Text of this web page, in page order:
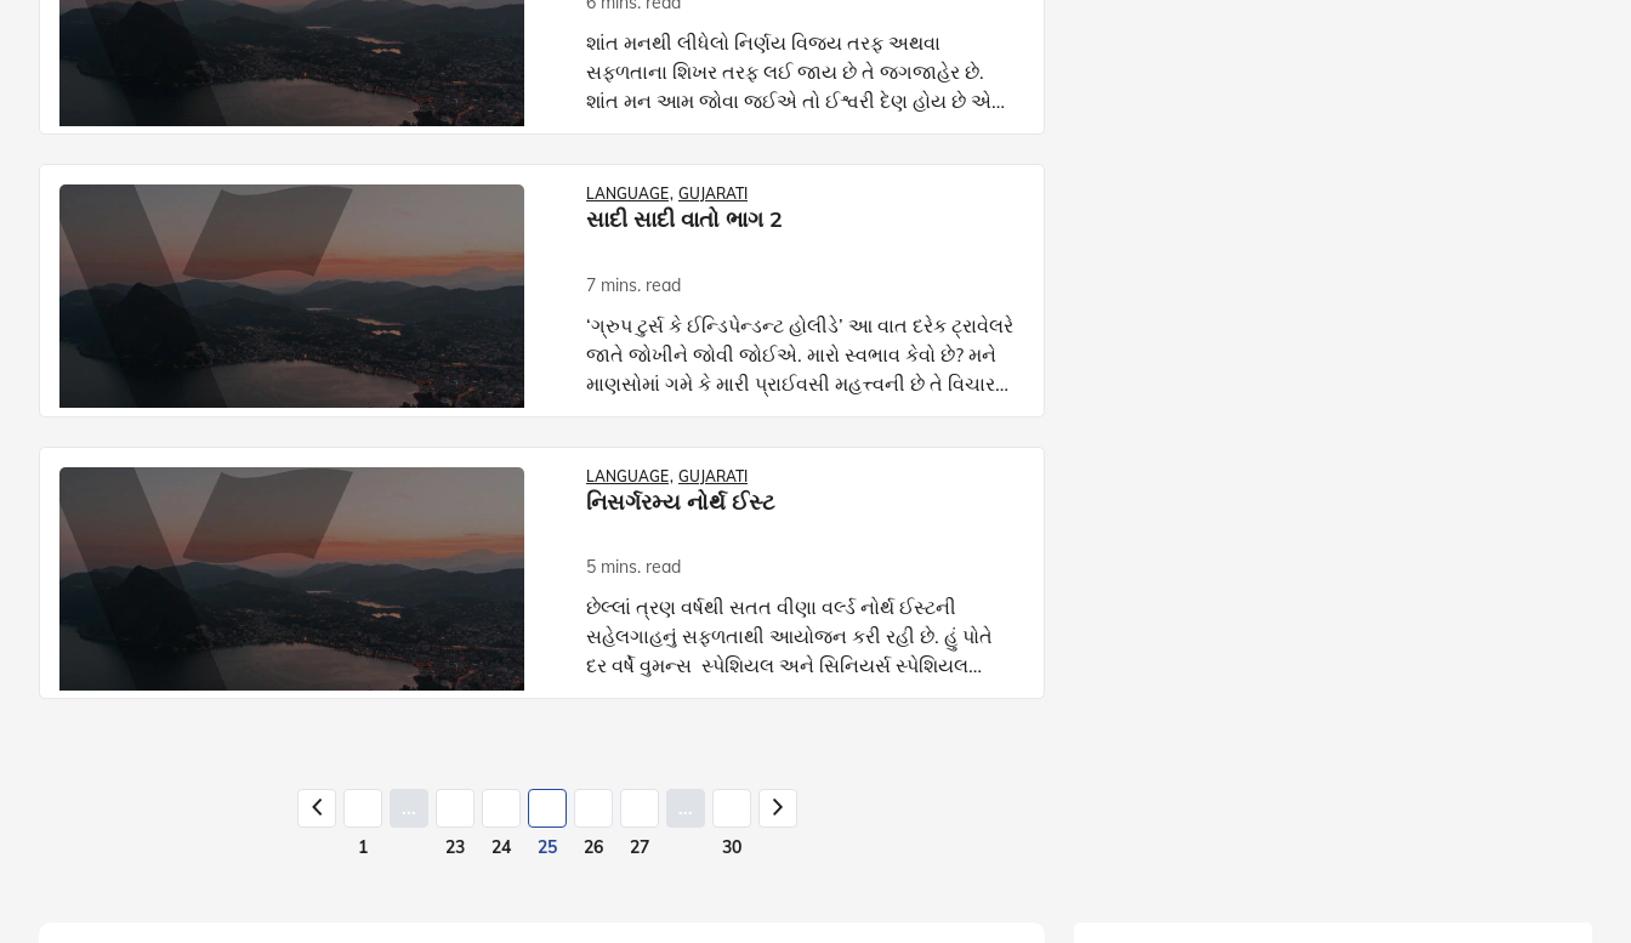
શાંત મનથી લીધેલો નિર્ણય વિજય તરફ અથવા
સફળતાના શિખર તરફ લઈ જાય છે તે જગજાહેર છે.
શાંત મન આમ જોવા જઈએ તો ઈશ્વરી દેણ હોય છે એવું
કહેવામાં વાંધો નથી. જેમને તે વારસામાં મળ્યું છે તેઓ
નસીબદાર છે, પરંતુ જેમન
LANGUAGE GUJARATI
સાદી સાદી વાતો ભાગ 2
7 mins. read
‘ગ્રુપ ટુર્સ કે ઈન્ડિપેન્ડન્ટ હોલીડે’ આ વાત દરેક ટ્રાવેલરે
જાતે જોખીને જોવી જોઈએ. મારો સ્વભાવ કેવો છે? મને
માણસોમાં ગમે કે મારી પ્રાઈવસી મહત્ત્વની છે તે વિચાર
કરીને આપણે પોતાનું વર્ગીકરણ કરવું જોઈએ. ગ
LANGUAGE GUJARATI
નિસર્ગરમ્ય નોર્થ ઈસ્ટ
5 mins. read
છેલ્લાં ત્રણ વર્ષથી સતત વીણા વર્લ્ડ નોર્થ ઈસ્ટની
સહેલગાહનું સફળતાથી આયોજન કરી રહી છે. હું પોતે
દર વર્ષે વુમન્સ સ્પેશિયલ અને સિનિયર્સ સ્પેશિયલ
નિમિત્તે નોર્થ ઈસ્ટની ફેરીઓ કરી રહી છું. આસામ
1
...
23
24 25 26 27
...
30